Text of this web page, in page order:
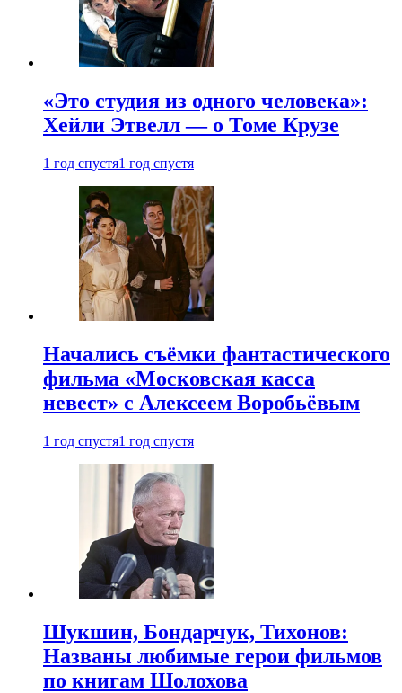
«Это студия из одного человека»:
Хейли Этвелл — о Томе Крузе
1 год спустя1 год спустя
Начались съёмки фантастического
фильма «Московская касса
невест» с Алексеем Воробьёвым
1 год спустя1 год спустя
Шукшин, Бондарчук, Тихонов:
Названы любимые герои фильмов
по книгам Шолохова